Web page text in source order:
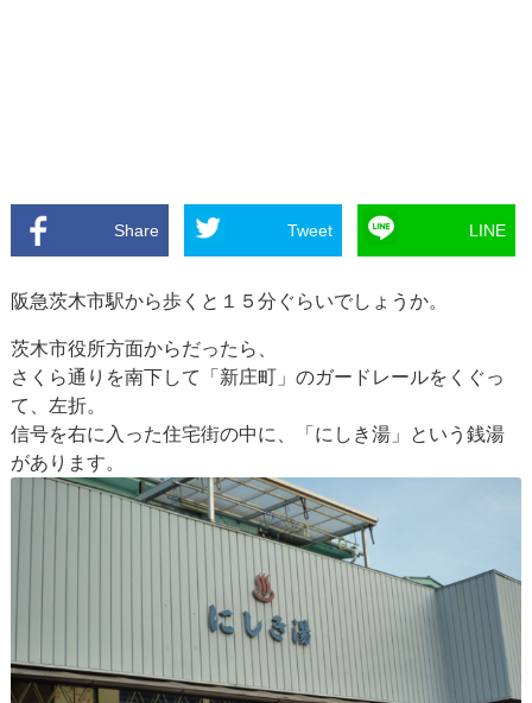
Share Tweet LINE
阪急茨木市駅から歩くと１５分ぐらいでしょうか。
茨木市役所方面からだったら、
さくら通りを南下して「新庄町」のガードレールをくぐっ
て、左折。
信号を右に入った住宅街の中に、「にしき湯」という銭湯
があります。